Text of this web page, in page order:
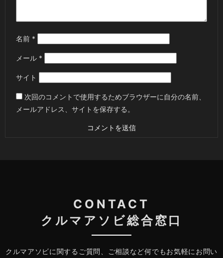
名前 *
メール *
サイト
次回のコメントで使用するためブラウザーに自分の名前、
メールアドレス、サイトを保存する。
CONTACT
クルマアソビ総合窓口
クルマアソビに関するご質問、ご相談など何でもお気軽にお問い